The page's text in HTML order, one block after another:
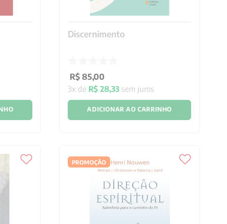
Discernimento
R$ 85,00
3x de R$ 28,33 sem juros
ADICIONAR AO CARRINHO
PROMOÇÃO